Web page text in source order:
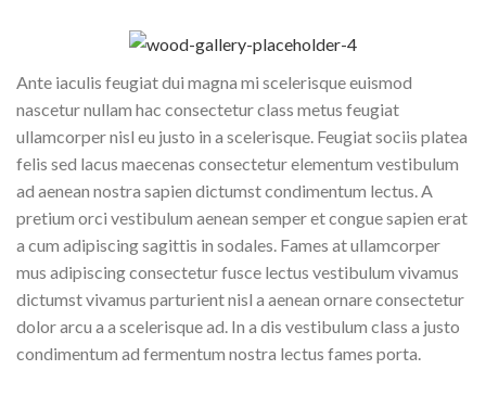
Ante iaculis feugiat dui magna mi scelerisque euismod
nascetur nullam hac consectetur class metus feugiat
ullamcorper nisl eu justo in a scelerisque. Feugiat sociis platea
felis sed lacus maecenas consectetur elementum vestibulum
ad aenean nostra sapien dictumst condimentum lectus. A
pretium orci vestibulum aenean semper et congue sapien erat
a cum adipiscing sagittis in sodales. Fames at ullamcorper
mus adipiscing consectetur fusce lectus vestibulum vivamus
dictumst vivamus parturient nisl a aenean ornare consectetur
dolor arcu a a scelerisque ad. In a dis vestibulum class a justo
condimentum ad fermentum nostra lectus fames porta.